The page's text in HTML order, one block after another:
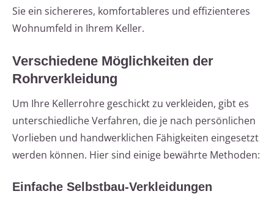
Sie ein sichereres, komfortableres und effizienteres
Wohnumfeld in Ihrem Keller.
Verschiedene Möglichkeiten der
Rohrverkleidung
Um Ihre Kellerrohre geschickt zu verkleiden, gibt es
unterschiedliche Verfahren, die je nach persönlichen
Vorlieben und handwerklichen Fähigkeiten eingesetzt
werden können. Hier sind einige bewährte Methoden:
Einfache Selbstbau-Verkleidungen